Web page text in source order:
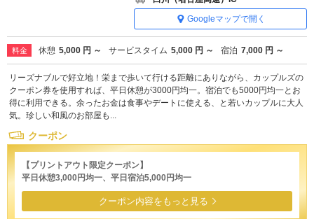
Googleマップで開く
料金 休憩 5,000 円 ～ サービスタイム 5,000 円 ～ 宿泊 7,000 円 ～
リーズナブルで好立地！栄まで歩いて行ける距離にありながら、カップルズの
クーポン券を使用すれば、平日休憩が3000円均一。宿泊でも5000円均一とお
得に利用できる。余ったお金は食事やデートに使える、と若いカップルに大人
気。珍しい和風のお部屋も...
クーポン
【プリントアウト限定クーポン】
平日休憩3,000円均一、平日宿泊5,000円均一
クーポン内容をもっと見る